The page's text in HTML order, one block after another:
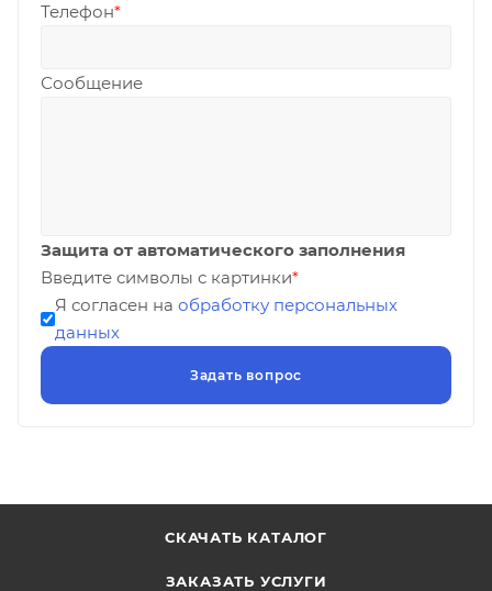
Телефон*
Сообщение
Защита от автоматического заполнения
Введите символы с картинки*
Я согласен на обработку персональных
данных
СКАЧАТЬ КАТАЛОГ
ЗАКАЗАТЬ УСЛУГИ